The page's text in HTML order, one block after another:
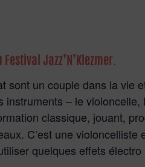
Jazz’N’Klezmer.
sont un couple dans la vie
instruments – le violoncelle,
classique, jouant,
C’est une violoncelliste
quelques effets